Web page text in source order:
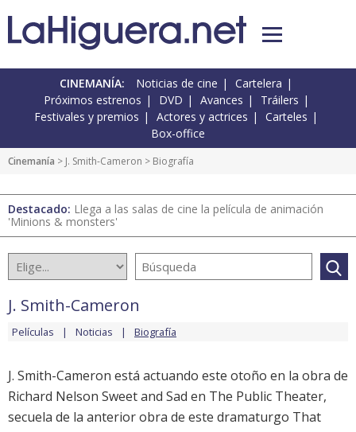
CINEMANÍA: Noticias de cine
Cartelera
Próximos estrenos
DVD Avances
Tráilers
Festivales y premios
Actores y actrices
Carteles
Box-office
Cinemanía > J. Smith-Cameron > Biografía
Destacado: Llega a las salas de cine la película de animación
'Minions & monsters'
J. Smith-Cameron
Películas Noticias Biografía
J. Smith-Cameron está actuando este otoño en la obra de
Richard Nelson Sweet and Sad en The Public Theater,
secuela de la anterior obra de este dramaturgo That